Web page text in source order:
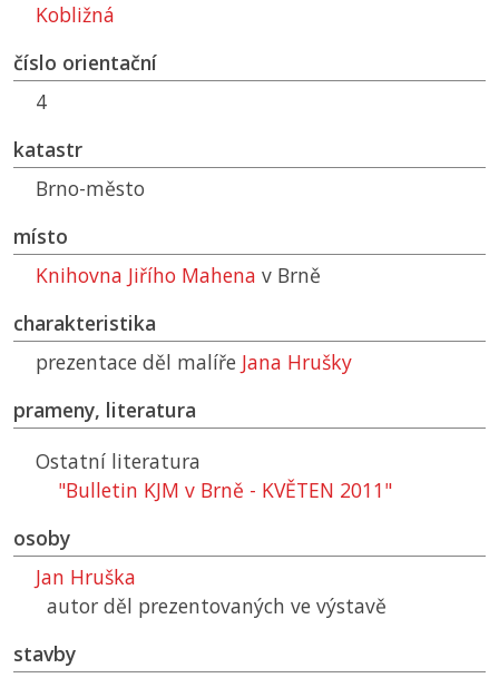
Kobližná
číslo orientační
4
katastr
Brno-město
místo
Knihovna Jiřího Mahena v Brně
charakteristika
prezentace děl malíře Jana Hrušky
prameny, literatura
Ostatní literatura
"Bulletin KJM v Brně - KVĚTEN 2011"
osoby
Jan Hruška
autor děl prezentovaných ve výstavě
stavby